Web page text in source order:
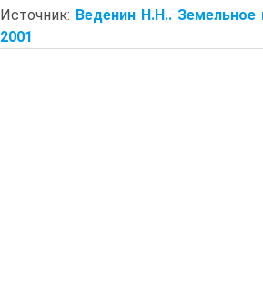
Источник: Веденин Н.Н..
2001